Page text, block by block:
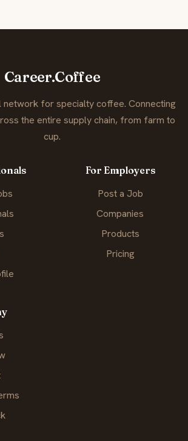
Career.Coffee
for specialty coffee. Connecting
the entire supply chain, from farm to
cup.
For Employers
Post a Job
Companies
Products
Pricing